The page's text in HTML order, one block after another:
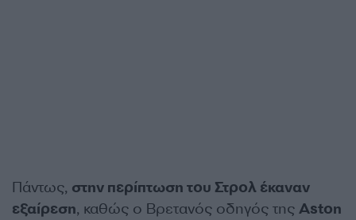
Πάντως, στην περίπτωση του Στρολ έκαναν
εξαίρεση, καθώς ο Βρετανός οδηγός της Aston